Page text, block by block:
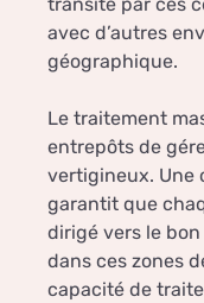
avec d’autres
géographique.
Le traitement
entrepôts de
vertigineux. Une
garantit que
dirigé vers le
dans ces zones
capacité de